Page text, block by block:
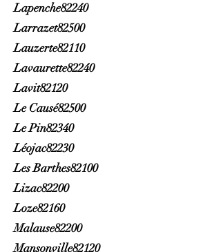
Lapenche82240
Larrazet82500
Lauzerte82110
Lavaurette82240
Lavit82120
Le Causé82500
Le Pin82340
Léojac82230
Les Barthes82100
Lizac82200
Loze82160
Malause82200
Mansonville82120